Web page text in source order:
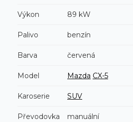
Výkon 89 kW
Palivo benzín
Barva červená
Model Mazda CX-5
Karoserie SUV
Převodovka manuální